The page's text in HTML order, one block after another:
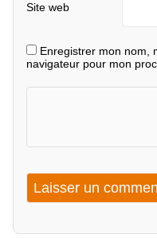
Site web
Enregistrer mon nom,
navigateur pour mon